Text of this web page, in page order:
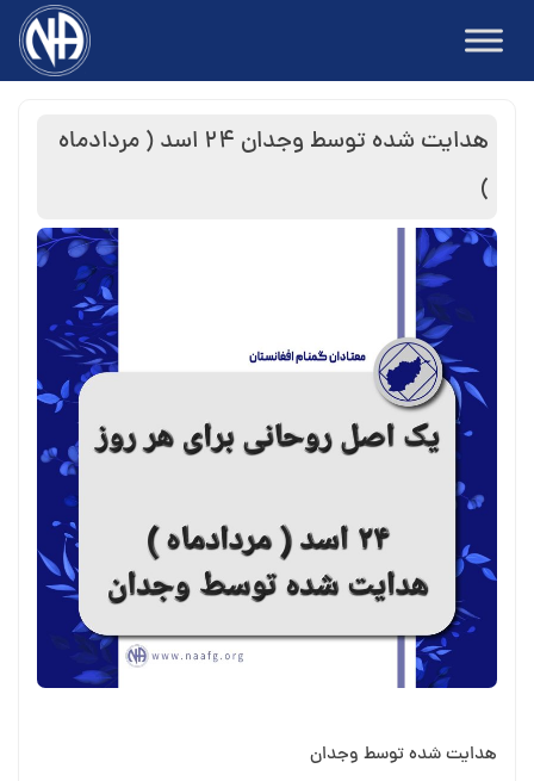
content
هدایت شده توسط وجدان ۲۴ اسد ( مردادماه
)
هدایت شده توسط وجدان